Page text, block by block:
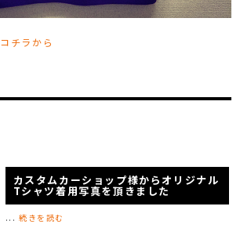
コチラから
カスタムカーショップ様からオリジナル
Tシャツ着用写真を頂きました
... 続きを読む